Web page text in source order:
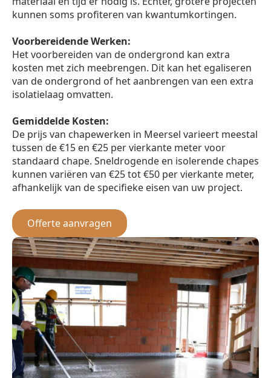
kunnen soms profiteren van kwantumkortingen.
Voorbereidende Werken:
Het voorbereiden van de ondergrond kan extra
kosten met zich meebrengen. Dit kan het egaliseren
van de ondergrond of het aanbrengen van een extra
isolatielaag omvatten.
Gemiddelde Kosten:
De prijs van chapewerken in Meersel varieert meestal
tussen de €15 en €25 per vierkante meter voor
standaard chape. Sneldrogende en isolerende chapes
kunnen variëren van €25 tot €50 per vierkante meter,
afhankelijk van de specifieke eisen van uw project.
Offerte aanvragen